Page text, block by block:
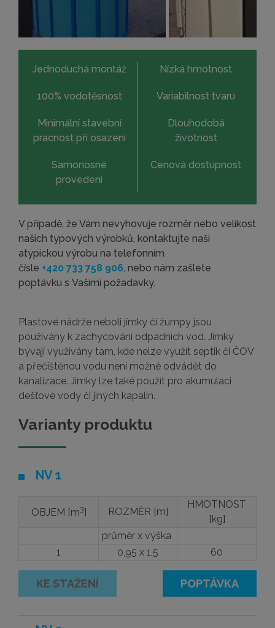
Jednoduchá montáž
100% vodotěsnost
Minimální stavební
pracnost při osazení
Samonosné
provedení
Nízká hmotnost
Variabilnost tvaru
Dlouhodobá
životnost
Cenová dostupnost
V případě, že Vám nevyhovuje rozměr nebo velikost
našich typových výrobků, kontaktujte naši
atypickou výrobu na telefonním
čísle +420 733 758 906, nebo nám zašlete
poptávku s Vašimi požadavky.
Plastové nádrže neboli jímky či žumpy jsou
používány k zachycování odpadních vod. Jímky
bývají využívány tam, kde nelze využít septik či ČOV
a přečištěnou vodu není možné odvádět do
kanalizace. Jímky lze také použít pro akumulaci
dešťové vody či jiných kapalin.
Varianty produktu
NV 1
OBJEM [m3] ROZMĚR [m]
HMOTNOST
[kg]
průměr x výška
1
0,95 x 1,5 60
POPTÁVKA
KE STAŽENÍ